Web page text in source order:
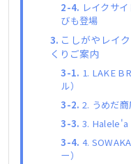
レイクサ
びも登場
こしがやレイ
くりご案内
1. LAKE
ル）
2. うめだ
3. Halele'a
4.
ー）